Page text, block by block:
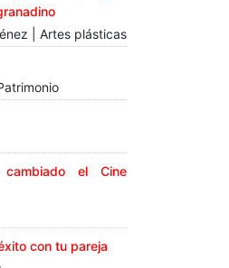
| Artes plásticas
el Cine
con tu pareja